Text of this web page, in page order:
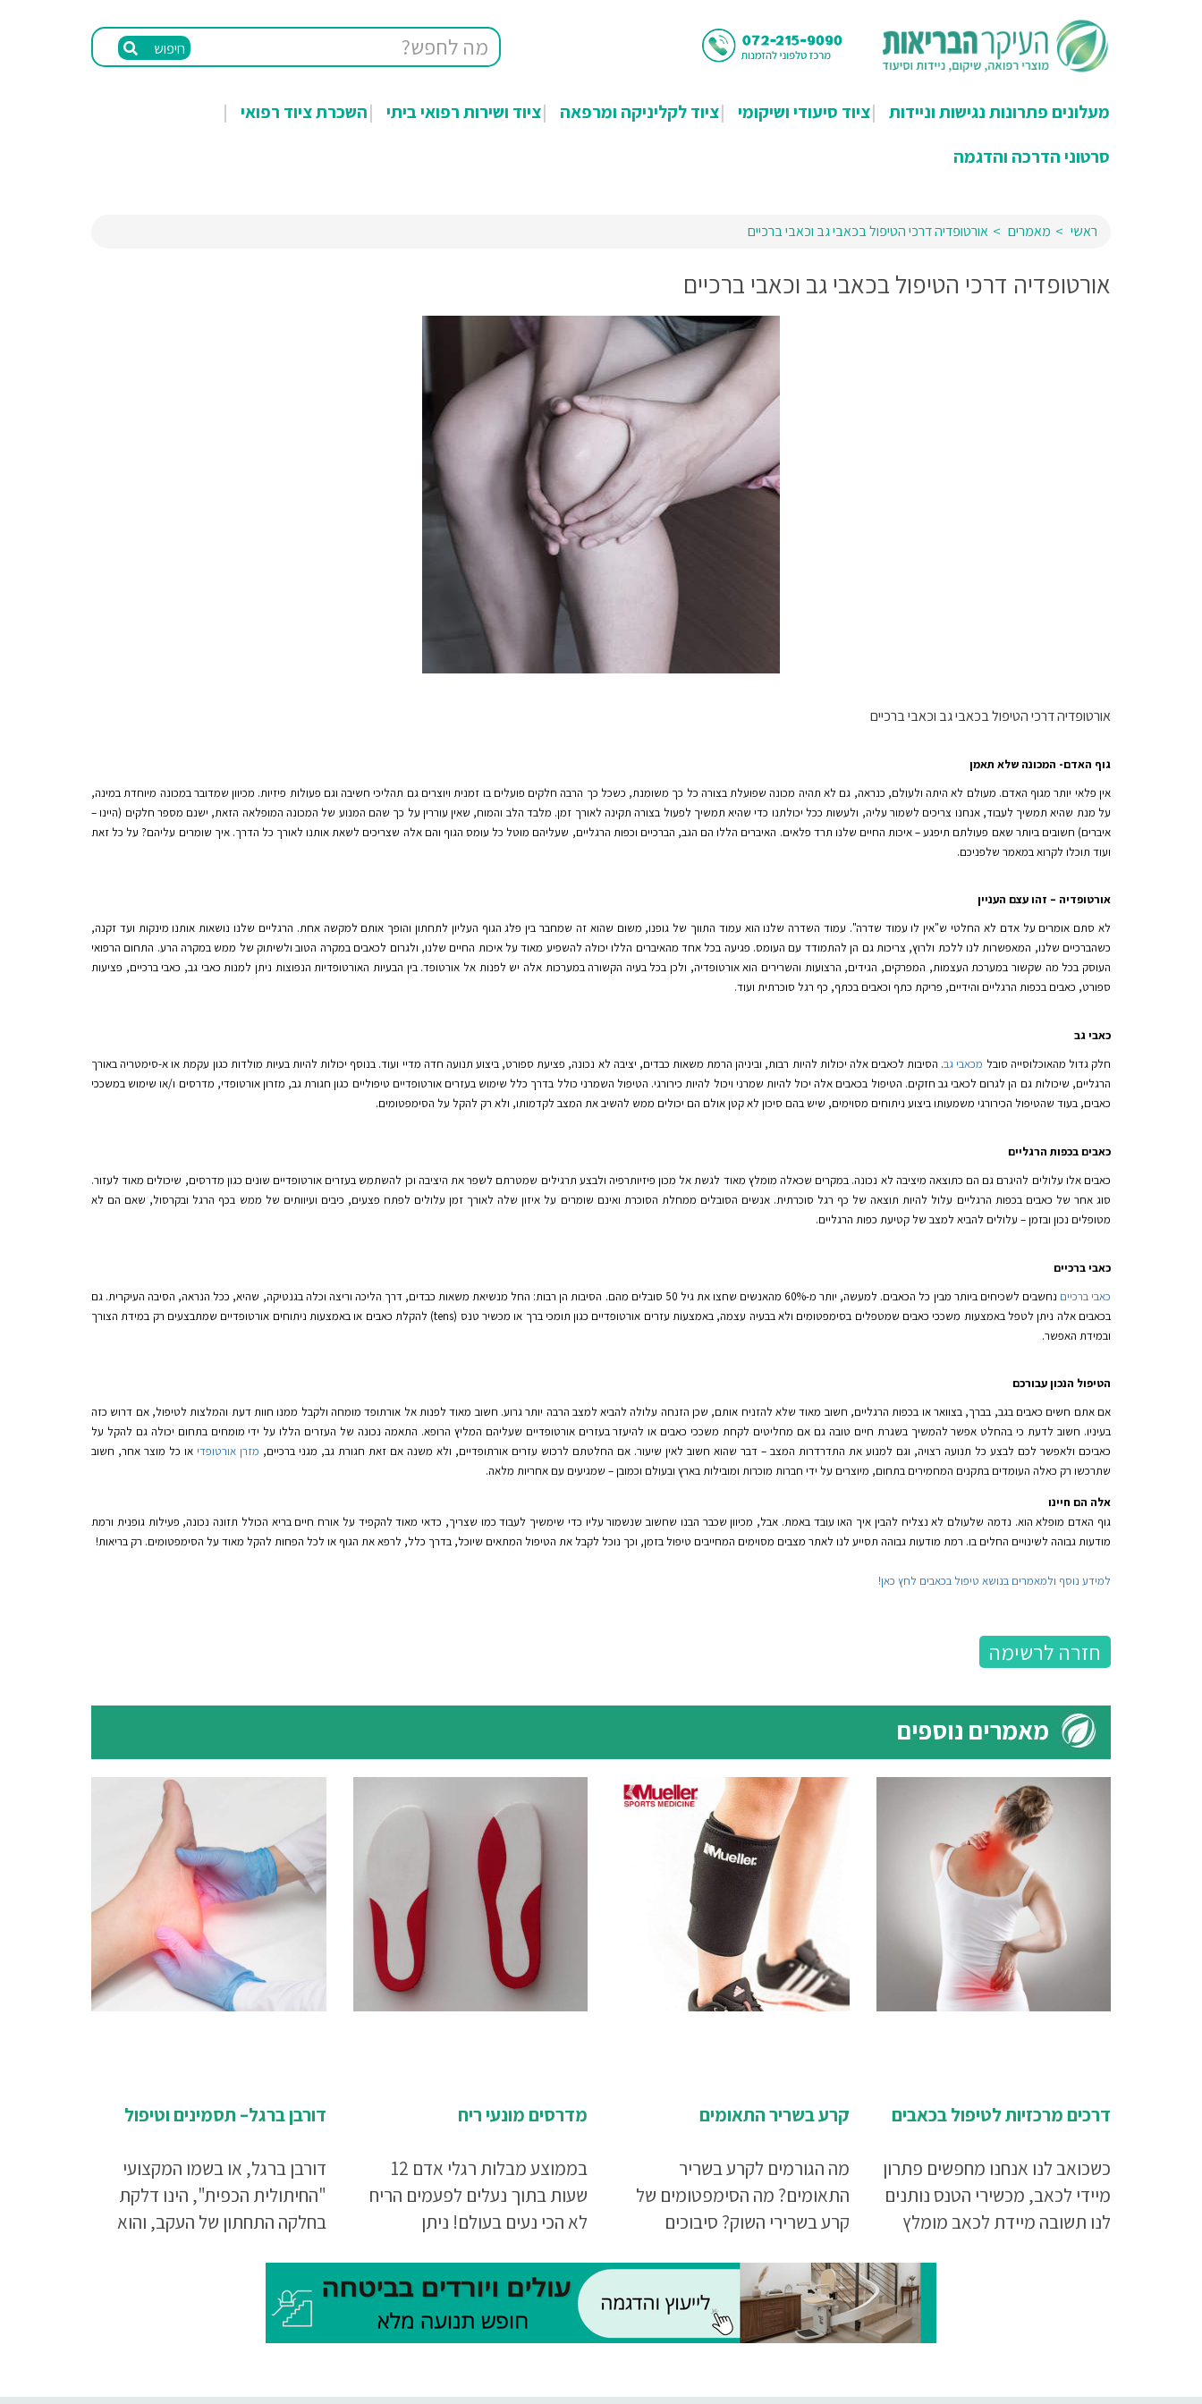
חיפוש
מעלונים פתרונות נגישות וניידות ציוד סיעודי ושיקומי ציוד לקליניקה ומרפאה ציוד ושירות רפואי ביתי
השכרת ציוד רפואי
סרטוני הדרכה והדגמה
ראשי מאמרים אורטופדיה דרכי הטיפול בכאבי גב וכאבי ברכיים
אורטופדיה דרכי הטיפול בכאבי גב וכאבי ברכיים
אורטופדיה דרכי הטיפול בכאבי גב וכאבי ברכיים
גוף האדם- המכונה שלא תאמן
אין פלאי יותר מגוף האדם. מעולם לא היתה ולעולם, כנראה, גם לא תהיה מכונה שפועלת בצורה כל כך משומנת, כשכל כך הרבה חלקים פועלים בו זמנית ויוצרים גם תהליכי חשיבה וגם פעולות פיזיות. מכיוון שמדובר במכונה מיוחדת במינה,
על מנת שהיא תמשיך לעבוד, אנחנו צריכים לשמור עליה, ולעשות ככל יכולתנו כדי שהיא תמשיך לפעול בצורה תקינה לאורך זמן. מלבד הלב והמוח, שאין עוררין על כך שהם המנוע של המכונה המופלאה הזאת, ישנם מספר חלקים (היינו –
איברים) חשובים ביותר שאם פעולתם תיפגע – איכות החיים שלנו תרד פלאים. האיברים הללו הם הגב, הברכיים וכפות הרגליים, שעליהם מוטל כל עומס הגוף והם אלה שצריכים לשאת אותנו לאורך כל הדרך. איך שומרים עליהם? על כל זאת
ועוד תוכלו לקרוא במאמר שלפניכם.
אורטופדיה – זהו עצם העניין
לא סתם אומרים על אדם לא החלטי ש"אין לו עמוד שדרה". עמוד השדרה שלנו הוא עמוד התווך של גופנו, משום שהוא זה שמחבר בין פלג הגוף העליון לתחתון והופך אותם למקשה אחת. הרגליים שלנו נושאות אותנו מינקות ועד זקנה,
כשהברכיים שלנו, המאפשרות לנו ללכת ולרוץ, צריכות גם הן להתמודד עם העומס. פגיעה בכל אחד מהאיברים הללו יכולה להשפיע מאוד על איכות החיים שלנו, ולגרום לכאבים במקרה הטוב ולשיתוק של ממש במקרה הרע. התחום הרפואי
העוסק בכל מה שקשור במערכת העצמות, המפרקים, הגידים, הרצועות והשרירים הוא אורטופדיה, ולכן בכל בעיה הקשורה במערכות אלה יש לפנות אל אורטופד. בין הבעיות האורטופדיות הנפוצות ניתן למנות כאבי גב, כאבי ברכיים, פציעות
ספורט, כאבים בכפות הרגליים והידיים, פריקת כתף וכאבים בכתף, כף רגל סוכרתית ועוד.
כאבי גב
חלק גדול מהאוכלוסייה סובל מכאבי גב. הסיבות לכאבים אלה יכולות להיות רבות, וביניהן הרמת משאות כבדים, יציבה לא נכונה, פציעת ספורט, ביצוע תנועה חדה מדיי ועוד. בנוסף יכולות להיות בעיות מולדות כגון עקמת או א-סימטריה באורך
הרגליים, שיכולות גם הן לגרום לכאבי גב חזקים. הטיפול בכאבים אלה יכול להיות שמרני ויכול להיות כירורגי. הטיפול השמרני כולל בדרך כלל שימוש בעזרים אורטופדיים טיפוליים כגון חגורת גב, מזרון אורטופדי, מדרסים ו/או שימוש במשככי
כאבים, בעוד שהטיפול הכירורגי משמעותו ביצוע ניתוחים מסוימים, שיש בהם סיכון לא קטן אולם הם יכולים ממש להשיב את המצב לקדמותו, ולא רק להקל על הסימפטומים.
כאבים בכפות הרגליים
כאבים אלו עלולים להיגרם גם הם כתוצאה מיציבה לא נכונה. במקרים שכאלה מומלץ מאוד לגשת אל מכון פיזיותרפיה ולבצע תרגילים שמטרתם לשפר את היציבה וכן להשתמש בעזרים אורטופדיים שונים כגון מדרסים, שיכולים מאוד לעזור.
סוג אחר של כאבים בכפות הרגליים עלול להיות תוצאה של כף רגל סוכרתית. אנשים הסובלים ממחלת הסוכרת ואינם שומרים על איזון שלה לאורך זמן עלולים לפתח פצעים, כיבים ועיוותים של ממש בכף הרגל ובקרסול, שאם הם לא
מטופלים נכון ובזמן – עלולים להביא למצב של קטיעת כפות הרגליים.
כאבי ברכיים
כאבי ברכיים
נחשבים לשכיחים ביותר מבין כל הכאבים. למעשה, יותר מ-60% מהאנשים שחצו את גיל 50 סובלים מהם. הסיבות הן רבות: החל מנשיאת משאות כבדים, דרך הליכה וריצה וכלה בגנטיקה, שהיא, ככל הנראה, הסיבה העיקרית. גם
בכאבים אלה ניתן לטפל באמצעות משככי כאבים שמטפלים בסימפטומים ולא בבעיה עצמה, באמצעות עזרים אורטופדיים כגון תומכי ברך או מכשיר טנס (tens) להקלת כאבים או באמצעות ניתוחים אורטופדיים שמתבצעים רק במידת הצורך
ובמידת האפשר.
הטיפול הנכון עבורכם
אם אתם חשים כאבים בגב, בברך, בצוואר או בכפות הרגליים, חשוב מאוד שלא להזניח אותם, שכן הזנחה עלולה להביא למצב הרבה יותר גרוע. חשוב מאוד לפנות אל אורתופד מומחה ולקבל ממנו חוות דעת והמלצות לטיפול, אם דרוש כזה
בעיניו. חשוב לדעת כי בהחלט אפשר להמשיך בשגרת חיים טובה גם אם מחליטים לקחת משככי כאבים או להיעזר בעזרים אורטופדיים שעליהם המליץ הרופא. התאמה נכונה של העזרים הללו על ידי מומחים בתחום יכולה גם להקל על
כאביכם ולאפשר לכם לבצע כל תנועה רצויה, וגם למנוע את התדרדרות המצב – דבר שהוא חשוב לאין שיעור. אם החלטתם לרכוש עזרים אורתופדיים, ולא משנה אם זאת חגורת גב, מגני ברכיים, מזרן אורטופדי או כל מוצר אחר, חשוב
שתרכשו רק כאלה העומדים בתקנים המחמירים בתחום, מיוצרים על ידי חברות מוכרות ומובילות בארץ ובעולם וכמובן – שמגיעים עם אחריות מלאה.
אלה הם חיינו
גוף האדם מופלא הוא. נדמה שלעולם לא נצליח להבין איך האו עובד באמת. אבל, מכיוון שכבר הבנו שחשוב שנשמור עליו כדי שימשיך לעבוד כמו שצריך, כדאי מאוד להקפיד על אורח חיים בריא הכולל תזונה נכונה, פעילות גופנית ורמת
מודעות גבוהה לשינויים החלים בו. רמת מודעות גבוהה תסייע לנו לאתר מצבים מסוימים המחייבים טיפול בזמן, וכך נוכל לקבל את הטיפול המתאים שיוכל, בדרך כלל, לרפא את הגוף או לכל הפחות להקל מאוד על הסימפטומים. רק בריאות!
למידע נוסף ולמאמרים בנושא טיפול בכאבים לחץ כאן!
חזרה לרשימה
מאמרים נוספים
דורבן ברגל– תסמינים וטיפול
דורבן ברגל, או בשמו המקצועי
"החיתולית הכפית", הינו דלקת
בחלקה התחתון של העקב, והוא
באזור. אז ממה הוא נגרם? מהם
התסמינים? והכי חשוב - איך ניתן
להקל על הכאב ולטפל בדלקת? כל
מדרסים מונעי ריח
בממוצע מבלות רגלי אדם 12
שעות בתוך נעלים לפעמים הריח
לא הכי נעים בעולם! ניתן
קרע בשריר התאומים
מה הגורמים לקרע בשריר
התאומים? מה הסימפטומים של
קרע בשרירי השוק? סיבוכים
בקרע בשרירי השוק? כל המידע
במאמר שלפניך
דרכים מרכזיות לטיפול בכאבים
כשכואב לנו אנחנו מחפשים פתרון
מיידי לכאב, מכשירי הטנס נותנים
לנו תשובה מיידת לכאב מומלץ